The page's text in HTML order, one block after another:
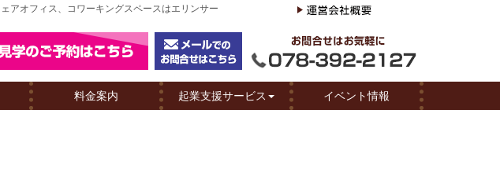
オフィス、コワーキングスペースはエリンサー
料金案内 起業支援サービス イベント情報